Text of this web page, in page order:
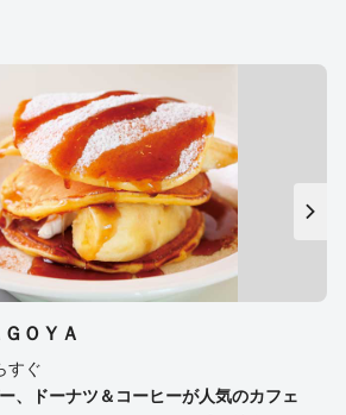
ＯＹＡ
すぐ
、ドーナツ＆コーヒーが人気のカフェ